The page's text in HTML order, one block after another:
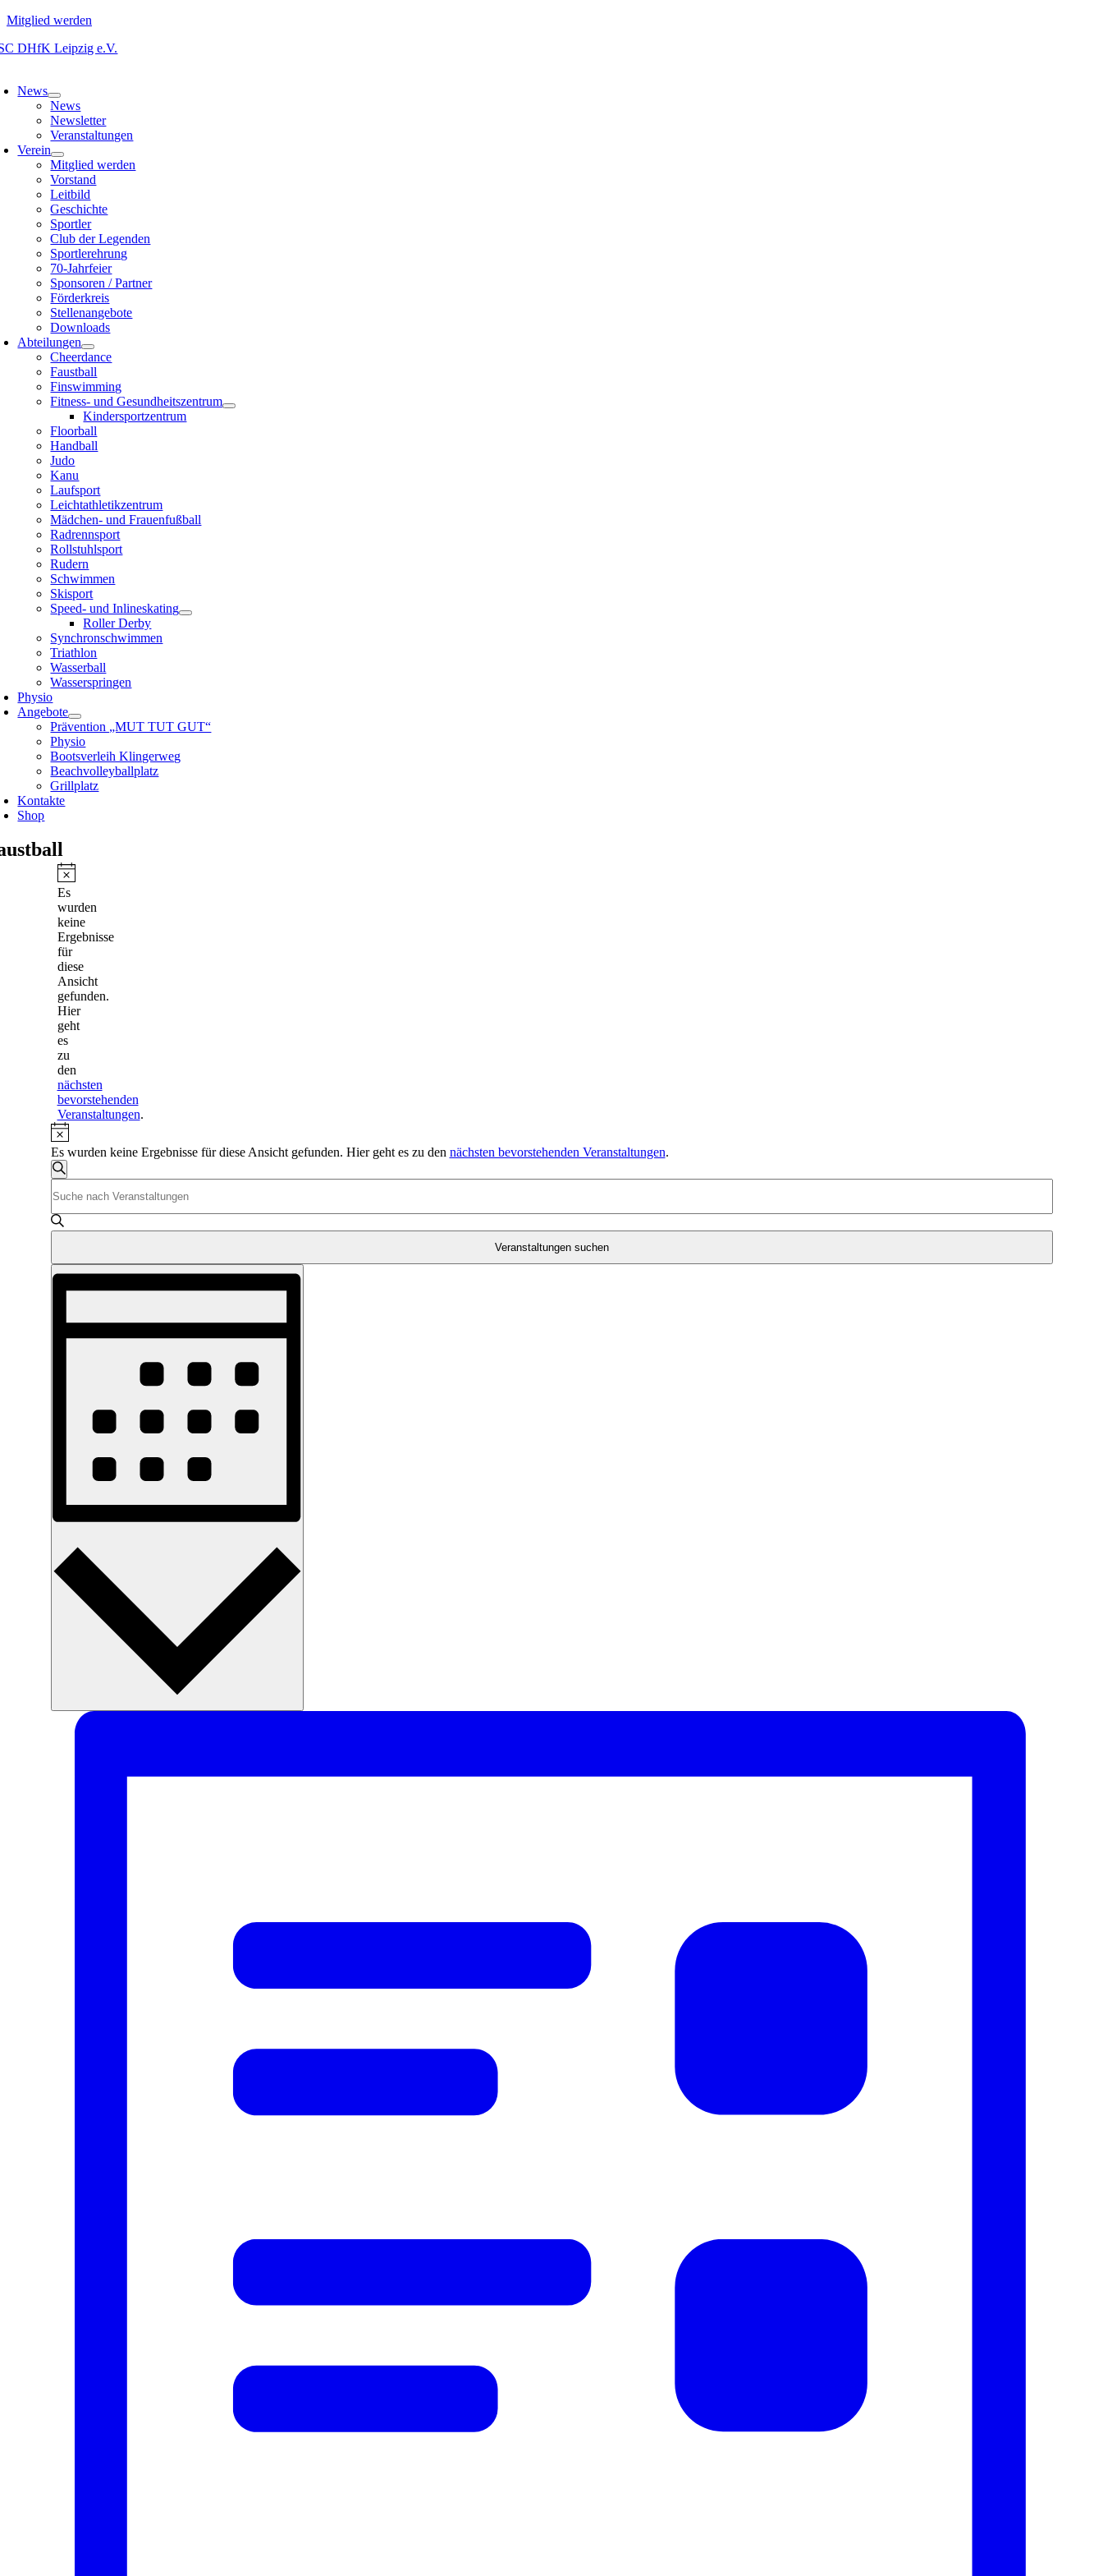
Mitglied werden
Zum
News
News
Newsletter
Veranstaltungen
Verein
Mitglied werden
Vorstand
Leitbild
Geschichte
Sportler
Club der Legenden
Sportlerehrung
70-Jahrfeier
Sponsoren / Partner
Förderkreis
Stellenangebote
Downloads
Abteilungen
Cheerdance
Faustball
Finswimming
Fitness- und Gesundheitszentrum
Kindersportzentrum
Floorball
Handball
Judo
Kanu
Laufsport
Leichtathletikzentrum
Mädchen- und Frauenfußball
Radrennsport
Rollstuhlsport
Rudern
Schwimmen
Skisport
Speed- und Inlineskating
Roller Derby
Synchronschwimmen
Triathlon
Wasserball
Wasserspringen
Physio
Angebote
Prävention „MUT TUT GUT“
Physio
Bootsverleih Klingerweg
Beachvolleyballplatz
Grillplatz
Kontakte
Shop
Veranstaltungen
Hinweis
Es
wurden
keine
Ergebnisse
für
diese
Ansicht
gefunden.
Hier
geht
es
zu
den
nächsten
bevorstehenden
Veranstaltungen.
Hinweis
Es wurden keine Ergebnisse für diese Ansicht gefunden. Hier geht es zu den nächsten bevorstehenden Veranstaltungen.
Veranstaltungen
Suche
und
Ansichten,
Navigation
Suche
Schlüsselwort
eingeben.
Suche
Veranstaltungen
Schlüsselwort.
Veranstaltungen suchen
Veranstaltung
Ansichten-